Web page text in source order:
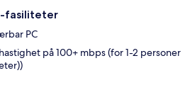
fasiliteter
PC
på 100+ mbps (for 1-2 personer